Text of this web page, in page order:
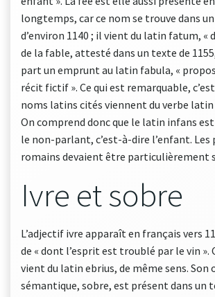
longtemps, car ce nom se trouve dans
d’environ 1140 ; il vient du latin fatum, «
de la fable, attesté dans un texte de
part un emprunt au latin fabula, «
récit fictif ». Ce qui est remarquable,
noms latins cités viennent du verbe latin
On comprend donc que le latin infans
le non-parlant, c’est-à-dire l’enfant. Les
romains devaient être particulièrement
Ivre et sobre
L’adjectif ivre apparaît en français vers
de « dont l’esprit est troublé par le vin ».
vient du latin ebrius, de même sens. Son
sémantique, sobre, est présent dans un